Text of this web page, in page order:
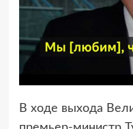
В ходе выхода